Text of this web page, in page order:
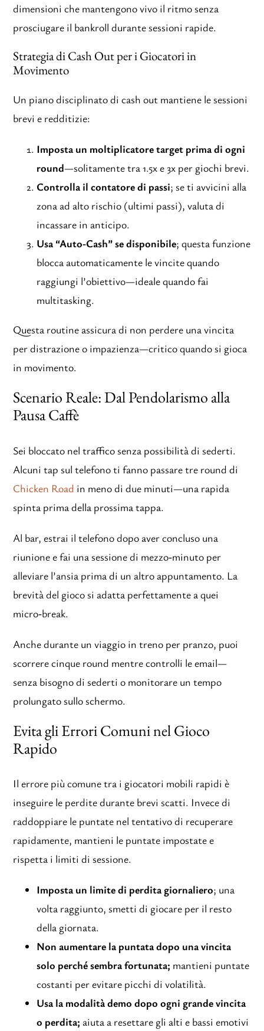
dimensioni che mantengono vivo il ritmo senza
prosciugare il bankroll durante sessioni rapide.
Strategia di Cash Out per i Giocatori in
Movimento
Un piano disciplinato di cash out mantiene le sessioni
brevi e redditizie:
Imposta un moltiplicatore target prima di ogni
round—solitamente tra 1.5x e 3x per giochi brevi.
Controlla il contatore di passi; se ti avvicini alla
zona ad alto rischio (ultimi passi), valuta di
incassare in anticipo.
Usa “Auto‑Cash” se disponibile; questa funzione
blocca automaticamente le vincite quando
raggiungi l’obiettivo—ideale quando fai
multitasking.
Questa routine assicura di non perdere una vincita
per distrazione o impazienza—critico quando si gioca
in movimento.
Scenario Reale: Dal Pendolarismo alla
Pausa Caffè
Sei bloccato nel traffico senza possibilità di sederti.
Alcuni tap sul telefono ti fanno passare tre round di
Chicken Road in meno di due minuti—una rapida
spinta prima della prossima tappa.
Al bar, estrai il telefono dopo aver concluso una
riunione e fai una sessione di mezzo‑minuto per
alleviare l’ansia prima di un altro appuntamento. La
brevità del gioco si adatta perfettamente a quei
micro‑break.
Anche durante un viaggio in treno per pranzo, puoi
scorrere cinque round mentre controlli le email—
senza bisogno di sederti o monitorare un tempo
prolungato sullo schermo.
Evita gli Errori Comuni nel Gioco
Rapido
Il errore più comune tra i giocatori mobili rapidi è
inseguire le perdite durante brevi scatti. Invece di
raddoppiare le puntate nel tentativo di recuperare
rapidamente, mantieni le puntate impostate e
rispetta i limiti di sessione.
Imposta un limite di perdita giornaliero; una
volta raggiunto, smetti di giocare per il resto
della giornata.
Non aumentare la puntata dopo una vincita
solo perché sembra fortunata; mantieni puntate
costanti per evitare picchi di volatilità.
Usa la modalità demo dopo ogni grande vincita
o perdita; aiuta a resettare gli alti e bassi emotivi